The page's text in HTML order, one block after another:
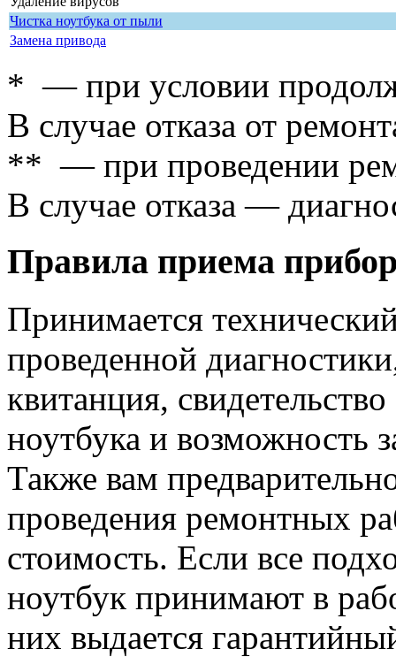
Чистка ноутбука от пыли
Замена привода
* — при условии
В случае отказа от
** — при проведении
В случае отказа —
Правила приема
Принимается
проведенной
квитанция,
ноутбука и возможность
Также вам
проведения ремонтных
стоимость. Если все
ноутбук принимают в
них выдается